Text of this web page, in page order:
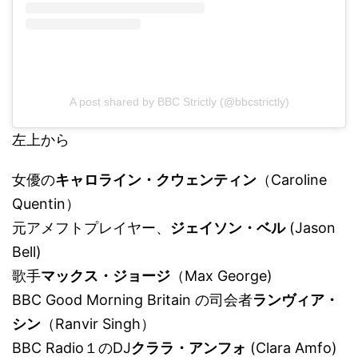
A post shared by BBC Strictly (@bbcstrictly)
左上から
女優のキャロライン・クウェンティン （Caroline
Quentin）
元アメフトプレイヤー、 ジェイソン・ベル(Jason
Bell)
歌手マックス・ジョージ （Max George)
BBC Good Morning Britain の司会者ランヴィア・
シン （Ranvir Singh）
BBC Radio１のDJクララ・アンフォ (Clara Amfo)